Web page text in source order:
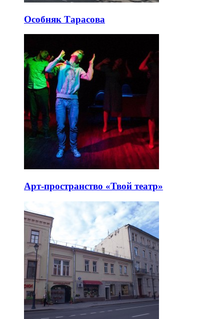
Особняк Тарасова
Арт-пространство «Твой театр»